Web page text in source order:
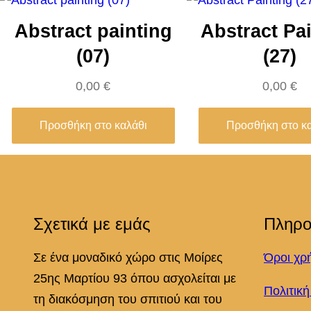
Abstract painting
(07)
0,00€
Προσθήκη στο καλάθι
Abstract
(27)
0,00€
Προσθήκη στο
Σχετικά με εμάς
Σε ένα μοναδικό χώρο στις Μοίρες
25ης Μαρτίου 93 όπου ασχολείται με
τη διακόσμηση του σπιτιού και του
Όροι